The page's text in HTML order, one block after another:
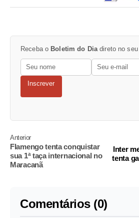
Receba o Boletim do Diadireto no seu
Inscrever
Anterior
Flamengo tenta conquistar
sua 1ª taça internacional no
Maracanã
Inter
tenta
Comentários (0)